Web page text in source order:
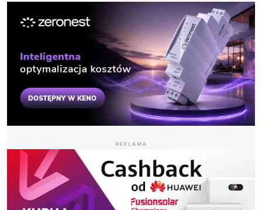
REKLAMA